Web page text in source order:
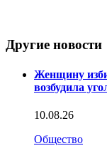
Другие новости
Женщину
возбудила
10.08.26
Общество